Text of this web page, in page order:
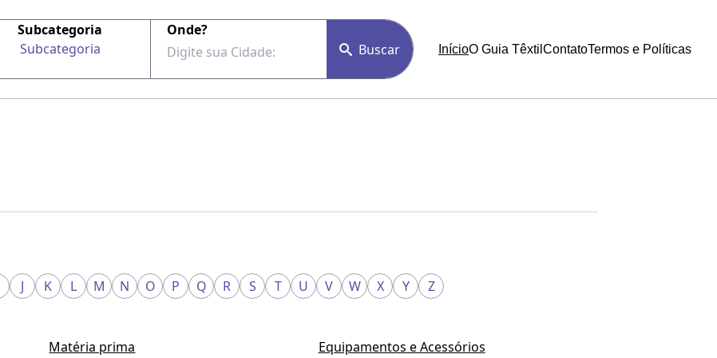
Subcategoria
Subcategoria
Onde?
Buscar
InícioO Guia Têxtil ContatoTermos e Políticas
J K L M N O P Q R S T U V W X Y Z
Matéria prima
Equipamentos e Acessórios